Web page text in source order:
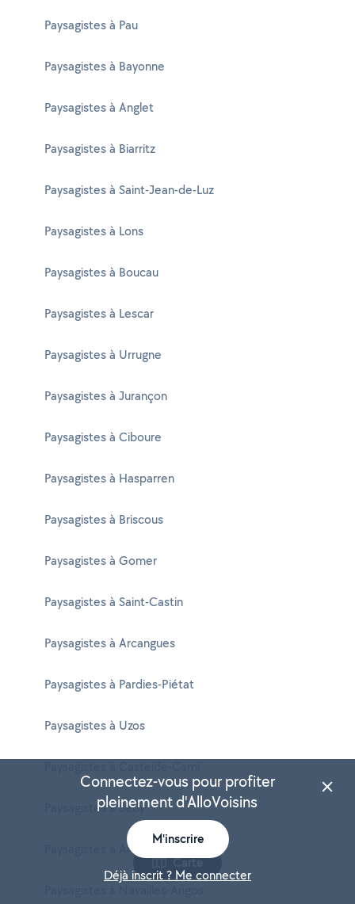
Paysagistes à Pau
Paysagistes à Bayonne
Paysagistes à Anglet
Paysagistes à Biarritz
Paysagistes à Saint-Jean-de-Luz
Paysagistes à Lons
Paysagistes à Boucau
Paysagistes à Lescar
Paysagistes à Urrugne
Paysagistes à Jurançon
Paysagistes à Ciboure
Paysagistes à Hasparren
Paysagistes à Briscous
Paysagistes à Gomer
Paysagistes à Saint-Castin
Paysagistes à Arcangues
Paysagistes à Pardies-Piétat
Paysagistes à Uzos
Paysagistes à Séby
Paysagistes à Angaïs
Carte
Connectez-vous pour profiter
pleinement d'AlloVoisins
M'inscrire
Déjà inscrit ? Me connecter